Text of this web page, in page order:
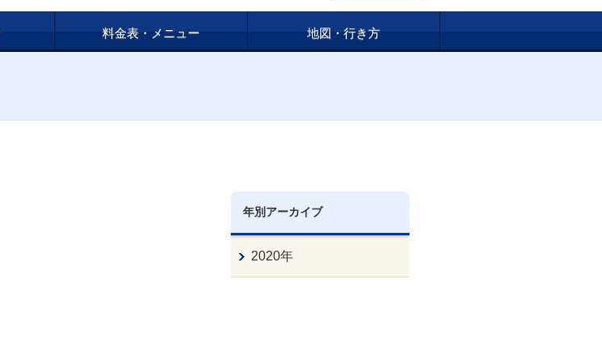
料金表・メニュー 地図・行き方
年別アーカイブ
2020年